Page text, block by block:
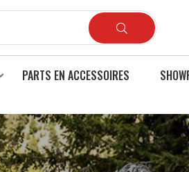
PARTS EN ACCESSOIRES